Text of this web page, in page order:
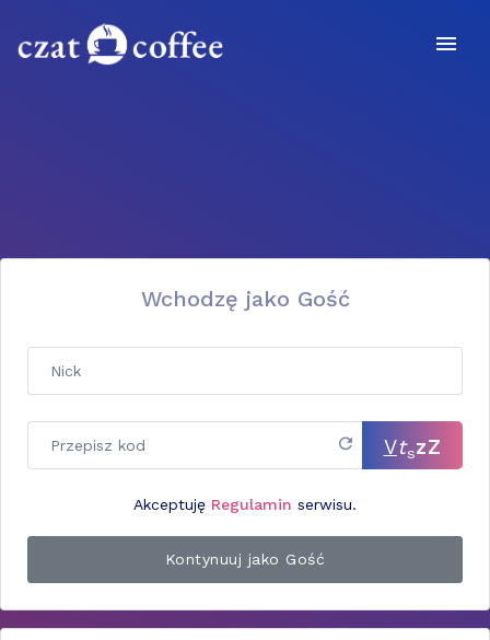
Wchodzę jako Gość
VtszZ
Akceptuję Regulamin serwisu.